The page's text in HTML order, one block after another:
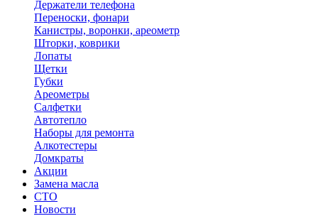
Держатели телефона
Переноски, фонари
Канистры, воронки, ареометр
Шторки, коврики
Лопаты
Щетки
Губки
Ареометры
Салфетки
Автотепло
Наборы для ремонта
Алкотестеры
Домкраты
Акции
Замена масла
СТО
Новости